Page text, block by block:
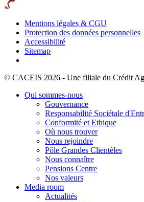
Mentions légales & CGU
Protection des données personnelles
Accessibilité
Sitemap
© CACEIS 2026 - Une filiale du Crédit
Qui sommes-nous
Gouvernance
Responsabilité Sociétale
Conformité et Ethique
Où nous trouver
Nous rejoindre
Pôle Grandes Clientèles
Nous connaître
Pensions Centre
Nos valeurs
Media room
Actualités